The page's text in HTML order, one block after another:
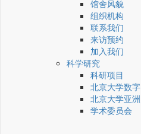
馆舍风貌
组织机构
联系我们
来访预约
加入我们
科学研究
科研项目
北京大学数
北京大学亚
学术委员会